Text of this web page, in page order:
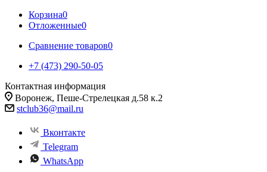
Корзина0
Отложенные0
Сравнение товаров0
+7 (473) 290-50-05
Контактная информация
Воронеж, Пеше-Стрелецкая д.58 к.2
stclub36@mail.ru
Вконтакте
Telegram
WhatsApp